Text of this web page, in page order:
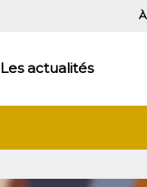
Les actualités